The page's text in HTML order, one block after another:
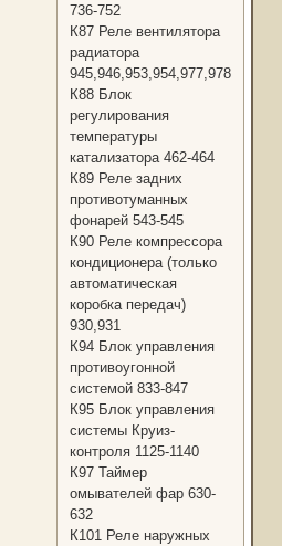
736-752
К87 Реле вентилятора
радиатора
945,946,953,954,977,978
К88 Блок
регулирования
температуры
катализатора 462-464
К89 Реле задних
противотуманных
фонарей 543-545
К90 Реле компрессора
кондиционера (только
автоматическая
коробка передач)
930,931
К94 Блок управления
противоугонной
системой 833-847
К95 Блок управления
системы Круиз-
контроля 1125-1140
К97 Таймер
омывателей фар 630-
632
К101 Реле наружных